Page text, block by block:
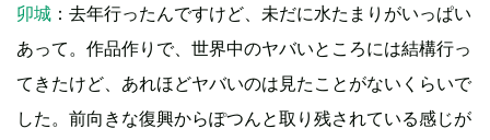
卯城 ：去年行ったんですけど、未だに水たまりがいっぱい
あって。作品作りで、世界中のヤバいところには結構行っ
てきたけど、あれほどヤバいのは見たことがないくらいで
した。前向きな復興からぽつんと取り残されている感じが